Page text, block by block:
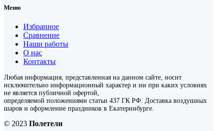
Меню
Избранное
Сравнение
Наши работы
О нас
Контакты
Любая информация, представленная на данном сайте, носит
исключительно информационный характер и ни при каких условиях
не является публичной офертой,
определяемой положениями статьи 437 ГК РФ. Доставка воздушных
шаров и оформление праздников в Екатеринбурге.
© 2023 Полетели